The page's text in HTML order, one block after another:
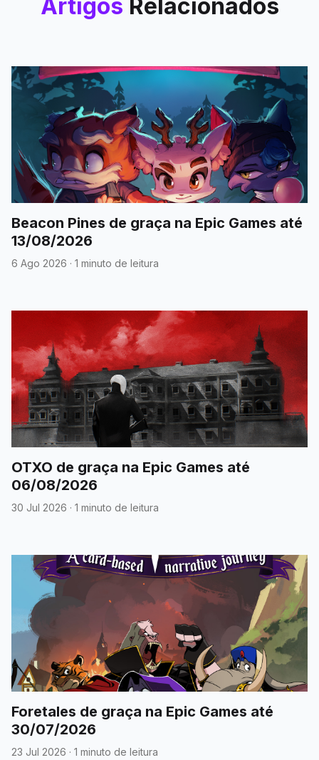
Artigos Relacionados
Beacon Pines de graça na Epic Games até
13/08/2026
6 Ago 2026 · 1 minuto de leitura
OTXO de graça na Epic Games até
06/08/2026
30 Jul 2026 · 1 minuto de leitura
Foretales de graça na Epic Games até
30/07/2026
23 Jul 2026 · 1 minuto de leitura